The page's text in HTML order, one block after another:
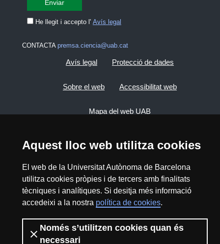
Aquest lloc web utilitza cookies
El web de la Universitat Autònoma de Barcelona
utilitza cookies pròpies i de tercers amb finalitats
tècniques i analítiques. Si desitja més informació
accedeixi a la nostra política de cookies.
Només s’utilitzen cookies quan és
necessari
He llegit i accepto l' Avís legal
CONTACTA premsa.ciencia@uab.cat
Avís legal Protecció de dades
Sobre el web Accessibilitat web
Mapa del web UAB
2026 Divulga UAB - Creative Commons
Reconeixement - No Comercial (CC BY NC) -
ISSN: 2014-6388
View low-bandwidth version